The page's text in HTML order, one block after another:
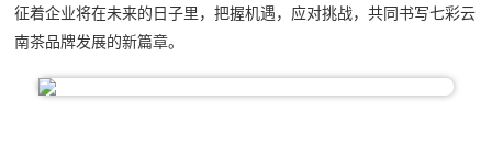
征着企业将在未来的日子里，把握机遇，应对挑战，共同书写七彩云
南茶品牌发展的新篇章。